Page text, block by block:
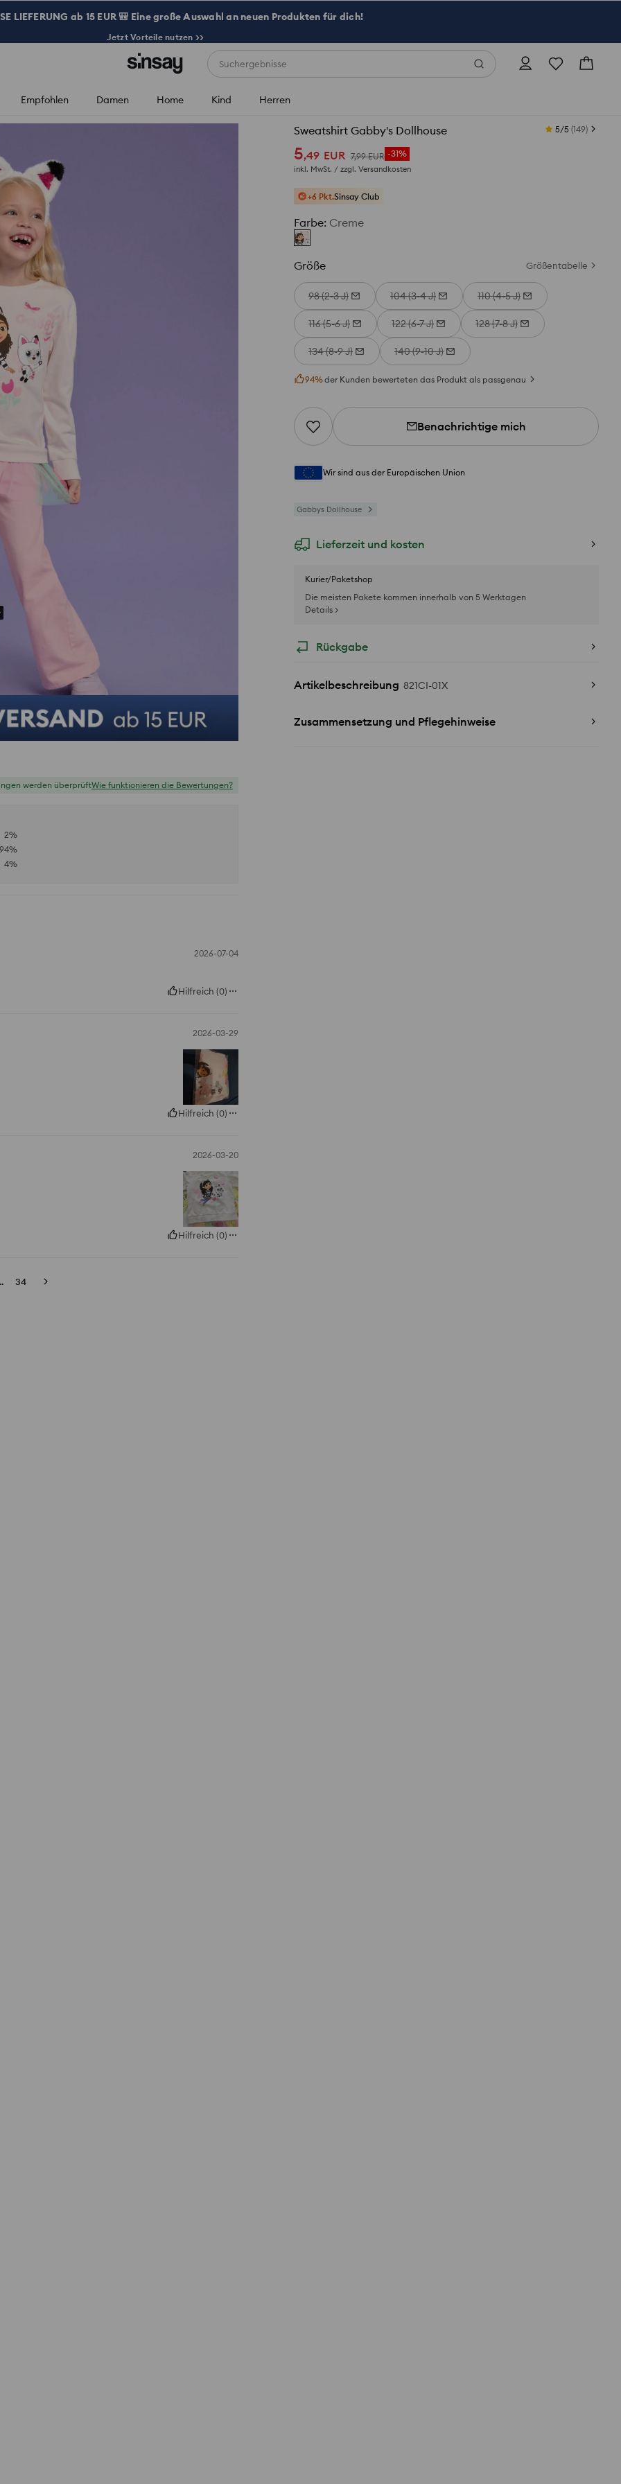
LIEFERUNG ab 15 EUR 🎒 Eine große Auswahl an neuen Produkten für dich!
Jetzt Vorteile nutzen >>
Suchergebnisse
Empfohlen Damen Home Kind Herren
Sweatshirt Gabby's Dollhouse 5/5 (149)
5,49 EUR 7,99 EUR -31%
inkl. MwSt. / zzgl. Versandkosten
+6 Pkt.Sinsay Club
Farbe: Creme
Größe Größentabelle
98 (2-3 J) 104 (3-4 J) 110 (4-5 J)
116 (5-6 J) 122 (6-7 J) 128 (7-8 J)
134 (8-9 J) 140 (9-10 J)
94%der Kunden bewerteten das Produkt als passgenau
Benachrichtige mich
Wir sind aus der Europäischen Union
Gabbys Dollhouse
Lieferzeit und kosten
Kurier/Paketshop
Die meisten Pakete kommen innerhalb von 5 Werktagen
Details >
Rückgabe
Artikelbeschreibung 821CI-01X
Zusammensetzung und Pflegehinweise
Taille
werden überprüftWie funktionieren die Bewertungen?
2%
94%
4%
2026-07-04
Hilfreich (0)
2026-03-29
Hilfreich (0)
2026-03-20
Hilfreich (0)
34